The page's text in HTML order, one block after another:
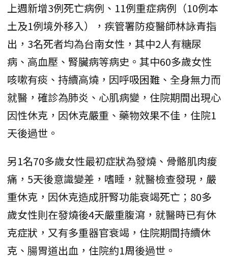
上週新增3例死亡病例、11例重症病例（10例本
土及1例境外移入），疾管署防疫醫師林詠青指
出，3名死者均為台南女性，其中2人有糖尿
病、高血壓、腎臟病等病史。其中60多歲女性
咳嗽有痰、持續高燒，因呼吸困難、全身無力而
就醫，確診為肺炎、心肌病變，住院期間出現心
因性休克，因休克嚴重、藥物效果不佳，住院1
天後過世。
另1名70多歲女性最初症狀為發燒、骨骼肌肉痠
痛，5天後意識變差，嗜睡，就醫檢查發現，嚴
重休克，因休克造成肝腎功能衰竭死亡；80多
歲女性則在發燒後4天嚴重腹瀉，就醫時已有休
克症狀，又有多重器官衰竭，住院期間持續休
克、腸胃道出血，住院約1周後過世。